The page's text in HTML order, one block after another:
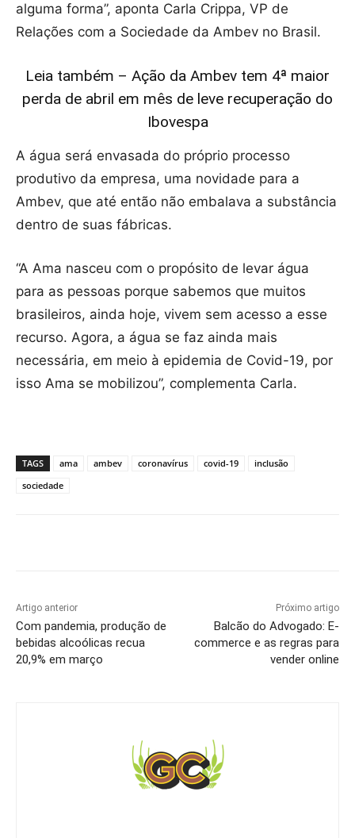
alguma forma”, aponta Carla Crippa, VP de
Relações com a Sociedade da Ambev no Brasil.
Leia também – Ação da Ambev tem 4ª maior
perda de abril em mês de leve recuperação do
Ibovespa
A água será envasada do próprio processo
produtivo da empresa, uma novidade para a
Ambev, que até então não embalava a substância
dentro de suas fábricas.
“A Ama nasceu com o propósito de levar água
para as pessoas porque sabemos que muitos
brasileiros, ainda hoje, vivem sem acesso a esse
recurso. Agora, a água se faz ainda mais
necessária, em meio à epidemia de Covid-19, por
isso Ama se mobilizou”, complementa Carla.
TAGS ama ambev coronavírus covid-19
inclusão
sociedade
Artigo anterior
Com pandemia, produção de
bebidas alcoólicas recua
20,9% em março
Próximo artigo
Balcão do Advogado: E-
commerce e as regras para
vender online